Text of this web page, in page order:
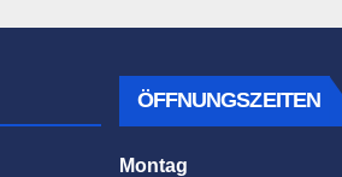
ÖFFNUNGSZEITEN
Montag